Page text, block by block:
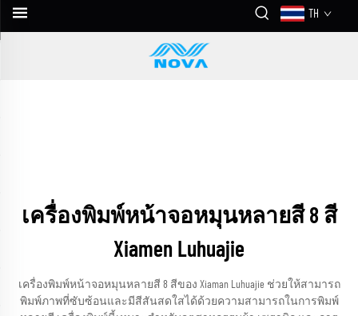
TH
เครื่องพิมพ์หน้าจอหมุนหลายสี 8 สี
Xiamen Luhuajie
เครื่องพิมพ์หน้าจอหมุนหลายสี 8 สีของ Xiaman Luhuajie ช่วยให้สามารถ
พิมพ์ภาพที่ซับซ้อนและมีสีสันสดใสได้ด้วยความสามารถในการพิมพ์